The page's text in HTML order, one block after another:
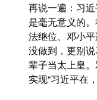
再说一遍：习
是毫无意义的
法继位、邓小
没做到，更别
辈子当太上皇
实现“习近平在